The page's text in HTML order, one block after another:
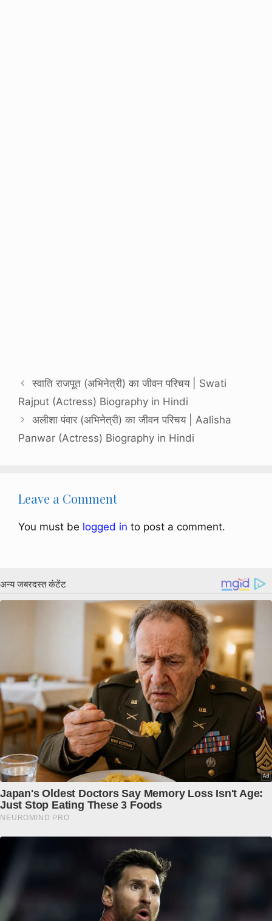
स्वाति राजपूत (अभिनेत्री) का जीवन परिचय | Swati
Rajput (Actress) Biography in Hindi
अलीशा पंवार (अभिनेत्री) का जीवन परिचय | Aalisha
Panwar (Actress) Biography in Hindi
Leave a Comment
You must be logged in to post a comment.